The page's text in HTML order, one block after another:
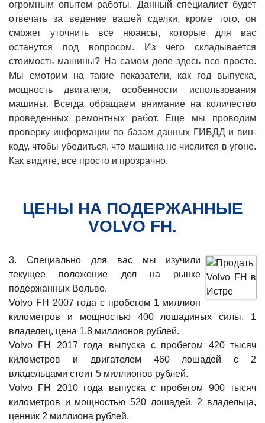
огромным опытом работы. Данный специалист будет
отвечать за ведение вашей сделки, кроме того, он
сможет уточнить все нюансы, которые для вас
останутся под вопросом. Из чего складывается
стоимость машины? На самом деле здесь все просто.
Мы смотрим на такие показатели, как год выпуска,
мощность двигателя, особенности использования
машины. Всегда обращаем внимание на количество
проведенных ремонтных работ. Еще мы проводим
проверку информации по базам данных ГИБДД и вин-
коду, чтобы убедиться, что машина не числится в угоне.
Как видите, все просто и прозрачно.
ЦЕНЫ НА ПОДЕРЖАННЫЕ
VOLVO FH.
3. Специально для вас мы изучили
текущее положение дел на рынке
подержанных Вольво.
Volvo FH 2007 года с пробегом 1 миллион
километров и мощностью 400 лошадиных силы, 1
владелец, цена 1,8 миллионов рублей.
Volvo FH 2017 года выпуска с пробегом 420 тысяч
километров и двигателем 460 лошадей с 2
владельцами стоит 5 миллионов рублей.
Volvo FH 2010 года выпуска с пробегом 900 тысяч
километров и мощностью 520 лошадей, 2 владельца,
ценник 2 миллиона рублей.